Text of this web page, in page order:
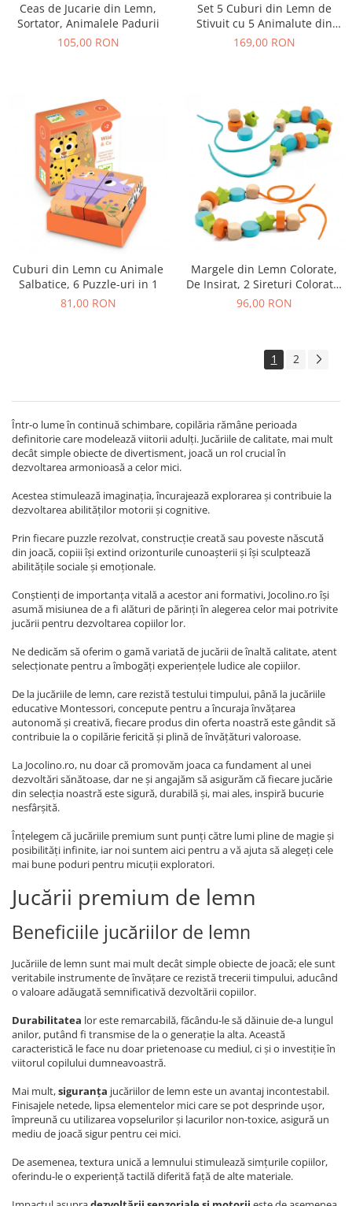
Ceas de Jucarie din Lemn,
Sortator, Animalele Padurii
105,00 RON
Set 5 Cuburi din Lemn de
Stivuit cu 5 Animalute din
Padure
169,00 RON
Cuburi din Lemn cu Animale
Salbatice, 6 Puzzle-uri in 1
81,00 RON
Margele din Lemn Colorate,
De Insirat, 2 Sireturi Colorate,
24 Margele
96,00 RON
1 2
Într-o lume în continuă schimbare, copilăria rămâne perioada
definitorie care modelează viitorii adulți. Jucăriile de calitate, mai mult
decât simple obiecte de divertisment, joacă un rol crucial în
dezvoltarea armonioasă a celor mici.
Acestea stimulează imaginația, încurajează explorarea și contribuie la
dezvoltarea abilităților motorii și cognitive.
Prin fiecare puzzle rezolvat, construcție creată sau poveste născută
din joacă, copiii își extind orizonturile cunoașterii și își sculptează
abilitățile sociale și emoționale.
Conștienți de importanța vitală a acestor ani formativi, Jocolino.ro își
asumă misiunea de a fi alături de părinți în alegerea celor mai potrivite
jucării pentru dezvoltarea copiilor lor.
Ne dedicăm să oferim o gamă variată de jucării de înaltă calitate, atent
selecționate pentru a îmbogăți experiențele ludice ale copiilor.
De la jucăriile de lemn, care rezistă testului timpului, până la jucăriile
educative Montessori, concepute pentru a încuraja învățarea
autonomă și creativă, fiecare produs din oferta noastră este gândit să
contribuie la o copilărie fericită și plină de învățături valoroase.
La Jocolino.ro, nu doar că promovăm joaca ca fundament al unei
dezvoltări sănătoase, dar ne și angajăm să asigurăm că fiecare jucărie
din selecția noastră este sigură, durabilă și, mai ales, inspiră bucurie
nesfârșită.
Înțelegem că jucăriile premium sunt punți către lumi pline de magie și
posibilități infinite, iar noi suntem aici pentru a vă ajuta să alegeți cele
mai bune poduri pentru micuții exploratori.
Jucării premium de lemn
Beneficiile jucăriilor de lemn
Jucăriile de lemn sunt mai mult decât simple obiecte de joacă; ele sunt
veritabile instrumente de învățare ce rezistă trecerii timpului, aducând
o valoare adăugată semnificativă dezvoltării copiilor.
Durabilitatea lor este remarcabilă, făcându-le să dăinuie de-a lungul
anilor, putând fi transmise de la o generație la alta. Această
caracteristică le face nu doar prietenoase cu mediul, ci și o investiție în
viitorul copilului dumneavoastră.
Mai mult,siguranța jucăriilor de lemn este un avantaj incontestabil.
Finisajele netede, lipsa elementelor mici care se pot desprinde ușor,
împreună cu utilizarea vopselurilor și lacurilor non-toxice, asigură un
mediu de joacă sigur pentru cei mici.
De asemenea, textura unică a lemnului stimulează simțurile copiilor,
oferindu-le o experiență tactilă diferită față de alte materiale.